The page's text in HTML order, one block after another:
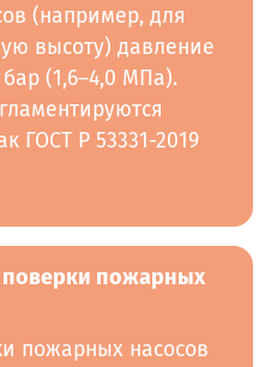
(например, для
высоту) давление
бар (1,6–4,0 МПа).
ГОСТ Р 53331-2019
поверки пожарных
пожарных насосов